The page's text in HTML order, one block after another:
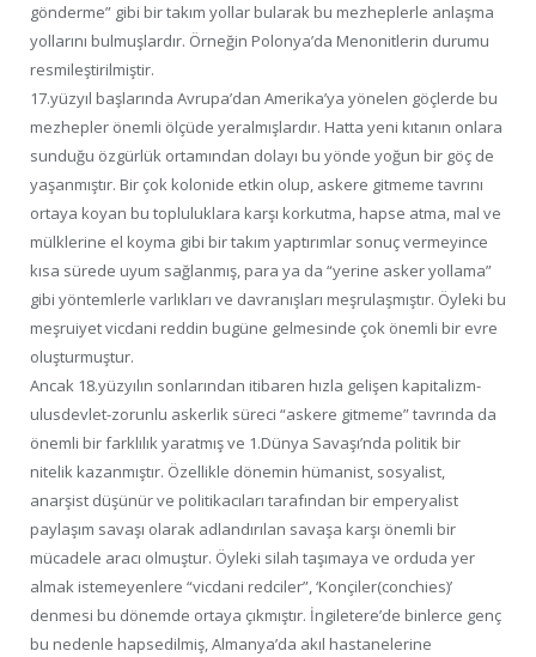
gönderme” gibi bir takım yollar bularak bu mezheplerle anlaşma
yollarını bulmuşlardır. Örneğin Polonya’da Menonitlerin durumu
resmileştirilmiştir.
17.yüzyıl başlarında Avrupa’dan Amerika’ya yönelen göçlerde bu
mezhepler önemli ölçüde yeralmışlardır. Hatta yeni kıtanın onlara
sunduğu özgürlük ortamından dolayı bu yönde yoğun bir göç de
yaşanmıştır. Bir çok kolonide etkin olup, askere gitmeme tavrını
ortaya koyan bu topluluklara karşı korkutma, hapse atma, mal ve
mülklerine el koyma gibi bir takım yaptırımlar sonuç vermeyince
kısa sürede uyum sağlanmış, para ya da “yerine asker yollama”
gibi yöntemlerle varlıkları ve davranışları meşrulaşmıştır. Öyleki bu
meşruiyet vicdani reddin bugüne gelmesinde çok önemli bir evre
oluşturmuştur.
Ancak 18.yüzyılın sonlarından itibaren hızla gelişen kapitalizm-
ulusdevlet-zorunlu askerlik süreci “askere gitmeme” tavrında da
önemli bir farklılık yaratmış ve 1.Dünya Savaşı’nda politik bir
nitelik kazanmıştır. Özellikle dönemin hümanist, sosyalist,
anarşist düşünür ve politikacıları tarafından bir emperyalist
paylaşım savaşı olarak adlandırılan savaşa karşı önemli bir
mücadele aracı olmuştur. Öyleki silah taşımaya ve orduda yer
almak istemeyenlere “vicdani redciler”, ‘Konçiler(conchies)’
denmesi bu dönemde ortaya çıkmıştır. İngiletere’de binlerce genç
bu nedenle hapsedilmiş, Almanya’da akıl hastanelerine